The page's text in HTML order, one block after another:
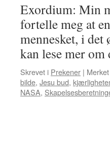
Exordium: Min
fortelle meg at
mennesket, i
kan lese mer
Skrevet i Prekener |
bilde, Jesu bud,
NASA,